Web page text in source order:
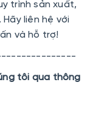
trình sản xuất,
liên hệ với
và hỗ trợ!
tôi qua thông